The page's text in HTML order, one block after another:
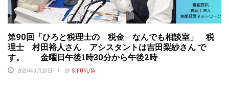
第90回「ひろと税理士の 税金 なんでも相談室」 税
理士 村田裕人さん アシスタントは吉田梨紗さん で
す。 金曜日午後1時30分から午後2時
2026年6月18日 BY S.FURUTA